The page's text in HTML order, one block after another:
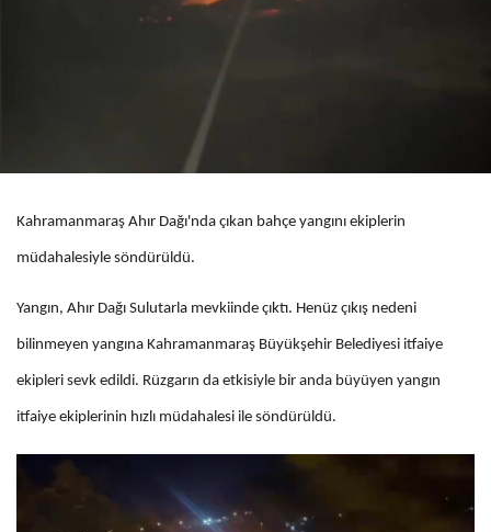
Kahramanmaraş Ahır Dağı'nda çıkan bahçe yangını ekiplerin
müdahalesiyle söndürüldü.
Yangın, Ahır Dağı Sulutarla mevkiinde çıktı. Henüz çıkış nedeni
bilinmeyen yangına Kahramanmaraş Büyükşehir Belediyesi itfaiye
ekipleri sevk edildi. Rüzgarın da etkisiyle bir anda büyüyen yangın
itfaiye ekiplerinin hızlı müdahalesi ile söndürüldü.